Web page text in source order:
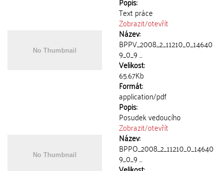
Text práce
Zobrazit/otevřít
Název:
BPPV_2008_2_11210_0_14640
9_0_9 ...
Velikost:
65.67Kb
Formát:
application/pdf
Popis:
Posudek vedoucího
Zobrazit/otevřít
Název:
BPPO_2008_2_11210_0_14640
9_0_9 ...